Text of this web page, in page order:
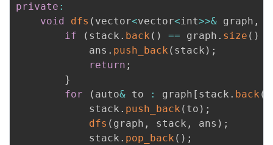
private :
void
dfs ( vector<vector<int>>& graph ,
if
( stack . back ( ) == graph . size ( )
            ans
. push_back ( stack ) ;
return ;
}
for
( auto& to : graph [ stack . back (
            stack
. push_back ( to ) ;
dfs ( graph , stack , ans ) ;
            stack
. pop_back ( ) ;